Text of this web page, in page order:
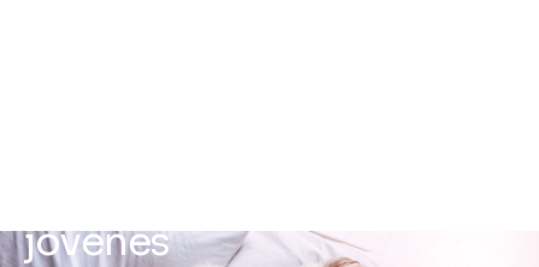
jóvenes